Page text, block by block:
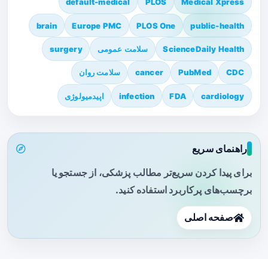
public-health
PLOS One
Europe PMC
brain
ScienceDaily Health سلامت عمومی surgery
CDC
PubMed
cancer سلامت روان
cardiology
FDA
infection اپیدمیولوژی
راهنمای سریع
برای پیدا کردن سریع‌تر مطالب پزشکی، از جستجو یا
برچسب‌های پرکاربرد استفاده کنید.
صفحه اصلی